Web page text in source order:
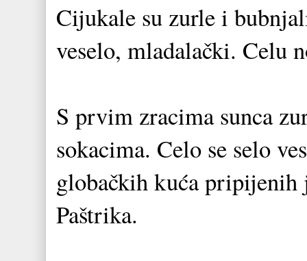
Cijukale su zurle i
veselo, mladalački. Celu
S prvim zracima sunca
sokacima. Celo se selo
globačkih kuća pripijenih
Paštrika.